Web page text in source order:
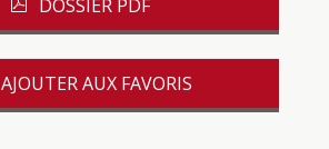
DOSSIER PDF
AJOUTER AUX FAVORIS